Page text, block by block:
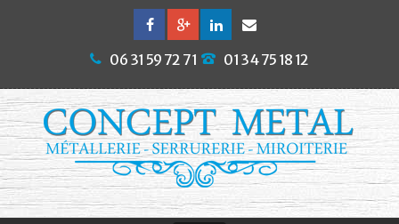
06 31 59 72 71 01 34 75 18 12